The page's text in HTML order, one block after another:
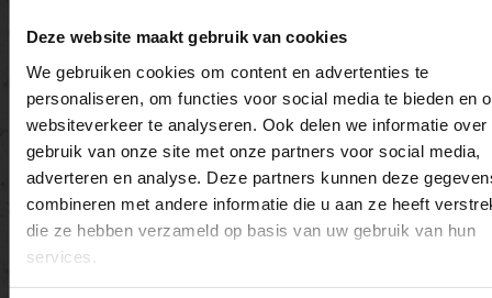
Deze website maakt gebruik van cookies
We gebruiken cookies om content en advertenties te
personaliseren, om functies voor social media te bieden en
websiteverkeer te analyseren. Ook delen we informatie over
gebruik van onze site met onze partners voor social media,
adverteren en analyse. Deze partners kunnen deze
combineren met andere informatie die u aan ze heeft
die ze hebben verzameld op basis van uw gebruik van hun
services.
Versturen